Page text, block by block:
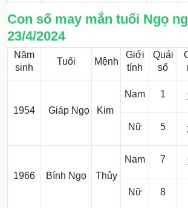
Con số may mắn tuổi Ngọ
23/4/2024
Năm
sinh
Tuổi Mệnh
Giới
tính
Quái
số
1954 Giáp Ngọ Kim
Nam 1
Nữ 5
1966 Bính Ngọ Thủy
Nam 7
Nữ 8